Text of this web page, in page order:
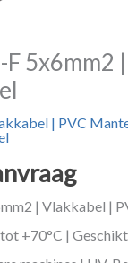
5x6mm2
| PVC
| Vlakkabel |
+70°C |